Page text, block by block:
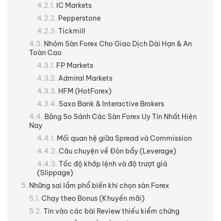
IC Markets
Pepperstone
Tickmill
Nhóm Sàn Forex Cho Giao Dịch Dài Hạn & An
Toàn Cao
FP Markets
Admiral Markets
HFM (HotForex)
Saxo Bank & Interactive Brokers
Bảng So Sánh Các Sàn Forex Uy Tín Nhất Hiện
Nay
Mối quan hệ giữa Spread và Commission
Câu chuyện về Đòn bẩy (Leverage)
Tốc độ khớp lệnh và độ trượt giá
(Slippage)
Những sai lầm phổ biến khi chọn sàn Forex
Chạy theo Bonus (Khuyến mãi)
Tin vào các bài Review thiếu kiểm chứng